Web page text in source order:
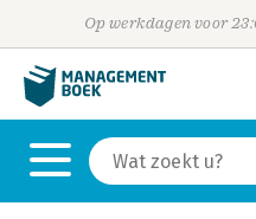
Op werkdagen voor